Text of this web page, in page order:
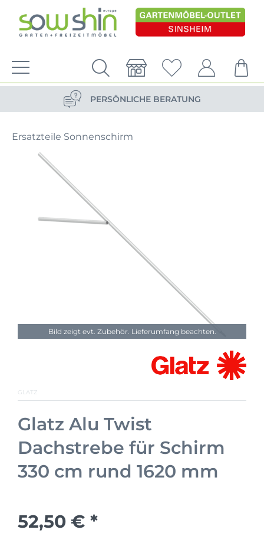
VERSANDKOSTENFREIE LIEFERUNG
PERSÖNLICHE BERATUNG
Ersatzteile Sonnenschirm
Bild zeigt evt. Zubehör. Lieferumfang beachten.
GLATZ
Glatz Alu Twist
Dachstrebe für Schirm
330 cm rund 1620 mm
52,50 € *